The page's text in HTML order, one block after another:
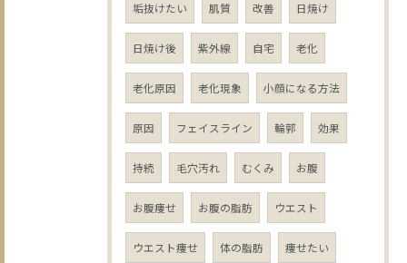
垢抜けたい 肌質 改善 日焼け
日焼け後 紫外線 自宅 老化
老化原因 老化現象 小顔になる方法
原因 フェイスライン 輪郭 効果
持続 毛穴汚れ むくみ お腹
お腹痩せ お腹の脂肪 ウエスト
ウエスト痩せ 体の脂肪 痩せたい